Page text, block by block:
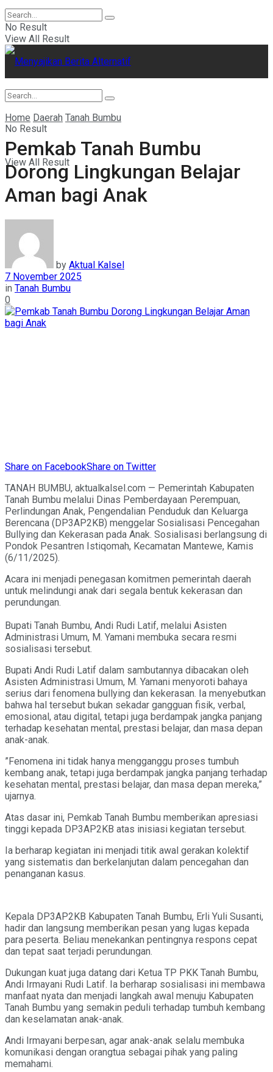
No Result
View All Result
No Result
View All Result
Home Daerah Tanah Bumbu
Pemkab Tanah Bumbu
Dorong Lingkungan Belajar
Aman bagi Anak
by Aktual Kalsel
7 November 2025
in Tanah Bumbu
0
Share on FacebookShare on Twitter
TANAH BUMBU, aktualkalsel.com — Pemerintah Kabupaten
Tanah Bumbu melalui Dinas Pemberdayaan Perempuan,
Perlindungan Anak, Pengendalian Penduduk dan Keluarga
Berencana (DP3AP2KB) menggelar Sosialisasi Pencegahan
Bullying dan Kekerasan pada Anak. Sosialisasi berlangsung di
Pondok Pesantren Istiqomah, Kecamatan Mantewe, Kamis
(6/11/2025).
Acara ini menjadi penegasan komitmen pemerintah daerah
untuk melindungi anak dari segala bentuk kekerasan dan
perundungan.
Bupati Tanah Bumbu, Andi Rudi Latif, melalui Asisten
Administrasi Umum, M. Yamani membuka secara resmi
sosialisasi tersebut.
Bupati Andi Rudi Latif dalam sambutannya dibacakan oleh
Asisten Administrasi Umum, M. Yamani menyoroti bahaya
serius dari fenomena bullying dan kekerasan. Ia menyebutkan
bahwa hal tersebut bukan sekadar gangguan fisik, verbal,
emosional, atau digital, tetapi juga berdampak jangka panjang
terhadap kesehatan mental, prestasi belajar, dan masa depan
anak-anak.
​”Fenomena ini tidak hanya mengganggu proses tumbuh
kembang anak, tetapi juga berdampak jangka panjang terhadap
kesehatan mental, prestasi belajar, dan masa depan mereka,”
ujarnya.
​Atas dasar ini, Pemkab Tanah Bumbu memberikan apresiasi
tinggi kepada DP3AP2KB atas inisiasi kegiatan tersebut.
Ia berharap kegiatan ini menjadi titik awal gerakan kolektif
yang sistematis dan berkelanjutan dalam pencegahan dan
penanganan kasus.
Kepala DP3AP2KB Kabupaten Tanah Bumbu, Erli Yuli Susanti,
hadir dan langsung memberikan pesan yang lugas kepada
para peserta. Beliau menekankan pentingnya respons cepat
dan tepat saat terjadi perundungan.
Dukungan kuat juga datang dari Ketua TP PKK Tanah Bumbu,
Andi Irmayani Rudi Latif. Ia berharap sosialisasi ini membawa
manfaat nyata dan menjadi langkah awal menuju Kabupaten
Tanah Bumbu yang semakin peduli terhadap tumbuh kembang
dan keselamatan anak-anak.
Andi Irmayani berpesan, agar anak-anak selalu membuka
komunikasi dengan orangtua sebagai pihak yang paling
memahami.